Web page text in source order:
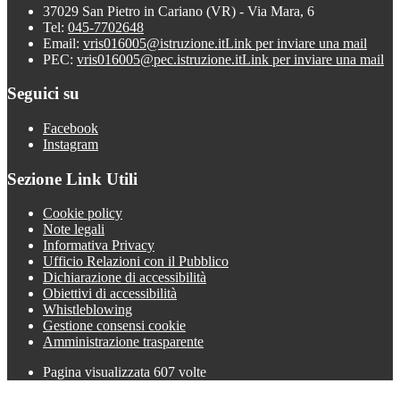
37029 San Pietro in Cariano (VR) - Via Mara, 6
Tel: 045-7702648
Email: vris016005@istruzione.itLink per inviare una mail
PEC: vris016005@pec.istruzione.itLink per inviare una mail
Seguici su
Facebook
Instagram
Sezione Link Utili
Cookie policy
Note legali
Informativa Privacy
Ufficio Relazioni con il Pubblico
Dichiarazione di accessibilità
Obiettivi di accessibilità
Whistleblowing
Gestione consensi cookie
Amministrazione trasparente
Pagina visualizzata 607 volte